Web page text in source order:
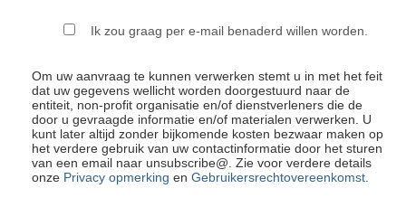
Ik zou graag per e-mail benaderd willen worden.
Om uw aanvraag te kunnen verwerken stemt u in met het feit
dat uw gegevens wellicht worden doorgestuurd naar de
entiteit, non-profit organisatie en/of dienstverleners die de
door u gevraagde informatie en/of materialen verwerken. U
kunt later altijd zonder bijkomende kosten bezwaar maken op
het verdere gebruik van uw contactinformatie door het sturen
van een email naar unsubscribe@. Zie voor verdere details
onze Privacy opmerking en Gebruikersrechtovereenkomst.